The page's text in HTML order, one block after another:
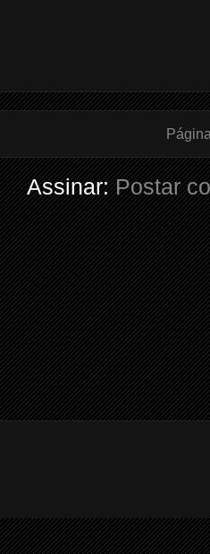
Assinar:Postar